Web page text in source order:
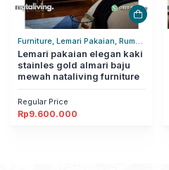
Furniture, Lemari Pakaian, Rumah
Tangga
Lemari pakaian elegan kaki
stainles gold almari baju
mewah nataliving furniture
Regular Price
Rp9.600.000